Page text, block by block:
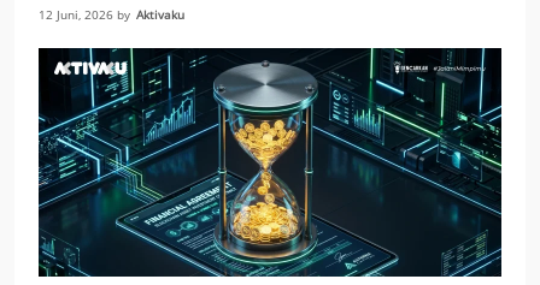
12 Juni, 2026 by Aktivaku